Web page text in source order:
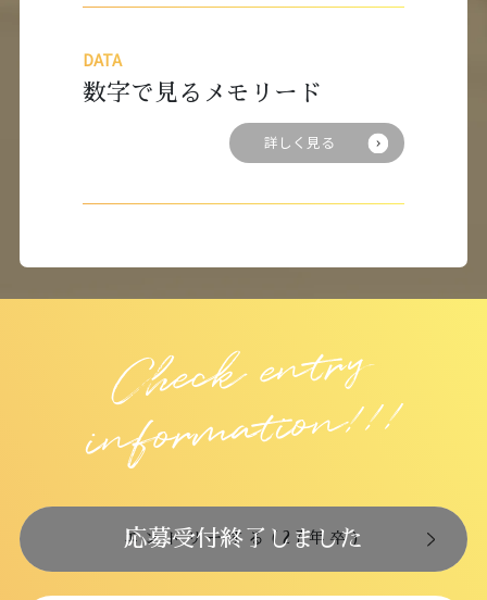
DATA
数字で見るメモリード
詳しく見る
Chec
k e
ntry
i
nfor
m
atio
n!!!
エントリーする(27年卒)
応募受付終了しました